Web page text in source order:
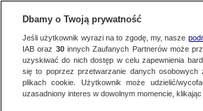
Dbamy o Twoją prywatność
Jeśli użytkownik wyrazi na to zgodę, my, nasze
IAB oraz 30innych Zaufanych Partnerów może
uzyskiwać do nich dostęp w celu zapewnienia
się to poprzez przetwarzanie danych
plikach cookie. Użytkownik może udzielić/
uzasadniony interes w dowolnym momencie,